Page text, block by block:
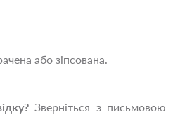
або зіпсована.
Зверніться з письмовою